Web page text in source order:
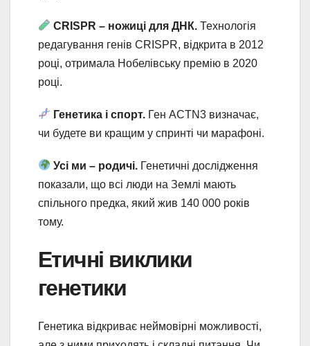
CRISPR – ножиці для ДНК. Технологія
редагування генів CRISPR, відкрита в 2012
році, отримала Нобелівську премію в 2020
році.
Генетика і спорт. Ген ACTN3 визначає,
чи будете ви кращим у спринті чи марафоні.
Усі ми – родичі. Генетичні дослідження
показали, що всі люди на Землі мають
спільного предка, який жив 140 000 років
тому.
Етичні виклики
генетики
Генетика відкриває неймовірні можливості,